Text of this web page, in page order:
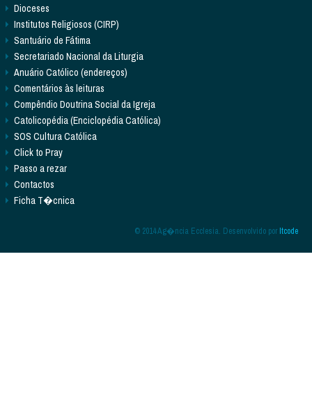
Dioceses
Institutos Religiosos (CIRP)
Santuário de Fátima
Secretariado Nacional da Liturgia
Anuário Católico (endereços)
Comentários às leituras
Compêndio Doutrina Social da Igreja
Catolicopédia (Enciclopédia Católica)
SOS Cultura Católica
Click to Pray
Passo a rezar
Contactos
Ficha T�cnica
© 2014 Ag�ncia Ecclesia. Desenvolvido porItcode